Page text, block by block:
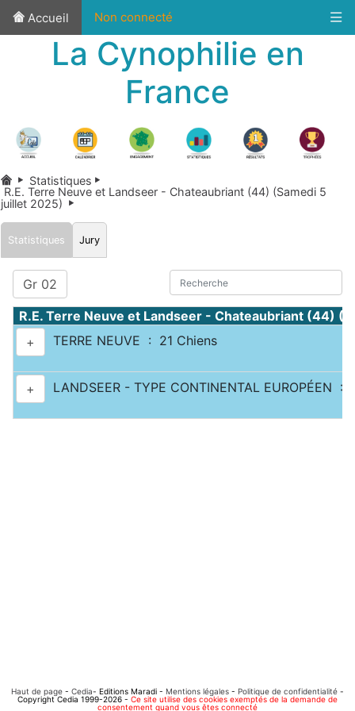
Accueil Non connecté
La Cynophilie en
France
Statistiques
R.E. Terre Neuve et Landseer - Chateaubriant (44) (Samedi 5
juillet 2025)
Statistiques Jury
Gr 02
R.E. Terre Neuve et Landseer - Chateaubriant (44)
+
TERRE NEUVE : 21 Chiens
+ LANDSEER - TYPE CONTINENTAL EUROPÉEN :
Haut de page - Cedia- Editions Maradi - Mentions légales - Politique de confidentialité -
Copyright Cedia 1999-2026 - Ce site utilise des cookies exemptés de la demande de
consentement quand vous êtes connecté